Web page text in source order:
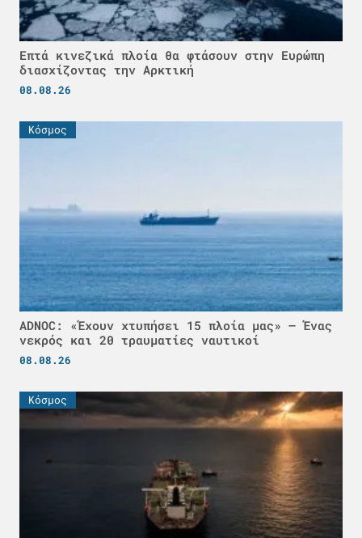
Επτά κινεζικά πλοία θα φτάσουν στην Ευρώπη
διασχίζοντας την Αρκτική
08.08.26
Κόσμος
ADNOC: «Έχουν χτυπήσει 15 πλοία μας» – Ένας
νεκρός και 20 τραυματίες ναυτικοί
08.08.26
Κόσμος